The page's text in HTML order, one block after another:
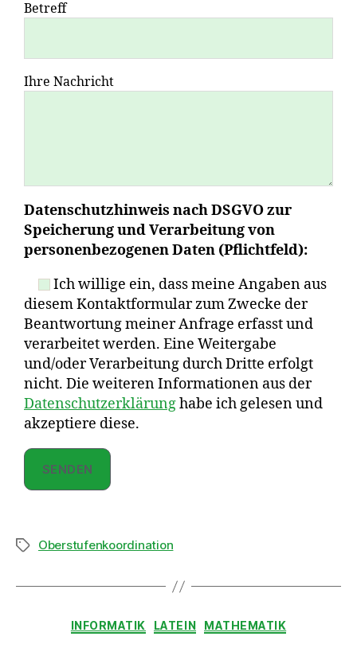
Betreff
Ihre Nachricht
Datenschutzhinweis nach DSGVO zur
Speicherung und Verarbeitung von
personenbezogenen Daten (Pflichtfeld):
Ich willige ein, dass meine Angaben aus
diesem Kontaktformular zum Zwecke der
Beantwortung meiner Anfrage erfasst und
verarbeitet werden. Eine Weitergabe
und/oder Verarbeitung durch Dritte erfolgt
nicht. Die weiteren Informationen aus der
Datenschutzerklärunghabe ich gelesen und
akzeptiere diese.
Oberstufenkoordination
INFORMATIK LATEIN MATHEMATIK